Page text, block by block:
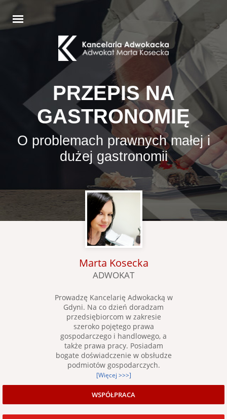
PRZEPIS NA
GASTRONOMIĘ
O problemach prawnych małej i
dużej gastronomii
Marta Kosecka
ADWOKAT
Prowadzę Kancelarię Adwokacką w
Gdyni. Na co dzień doradzam
przedsiębiorcom w zakresie
szeroko pojętego prawa
gospodarczego i handlowego, a
także prawa pracy. Posiadam
bogate doświadczenie w obsłudze
podmiotów gospodarczych.
[Więcej >>>]
WSPÓŁPRACA